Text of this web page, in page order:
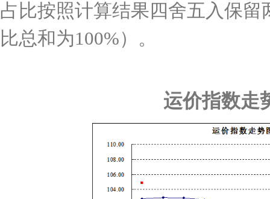
占比按照计算结果四舍五入保留
比总和为100%）。
运价指数走